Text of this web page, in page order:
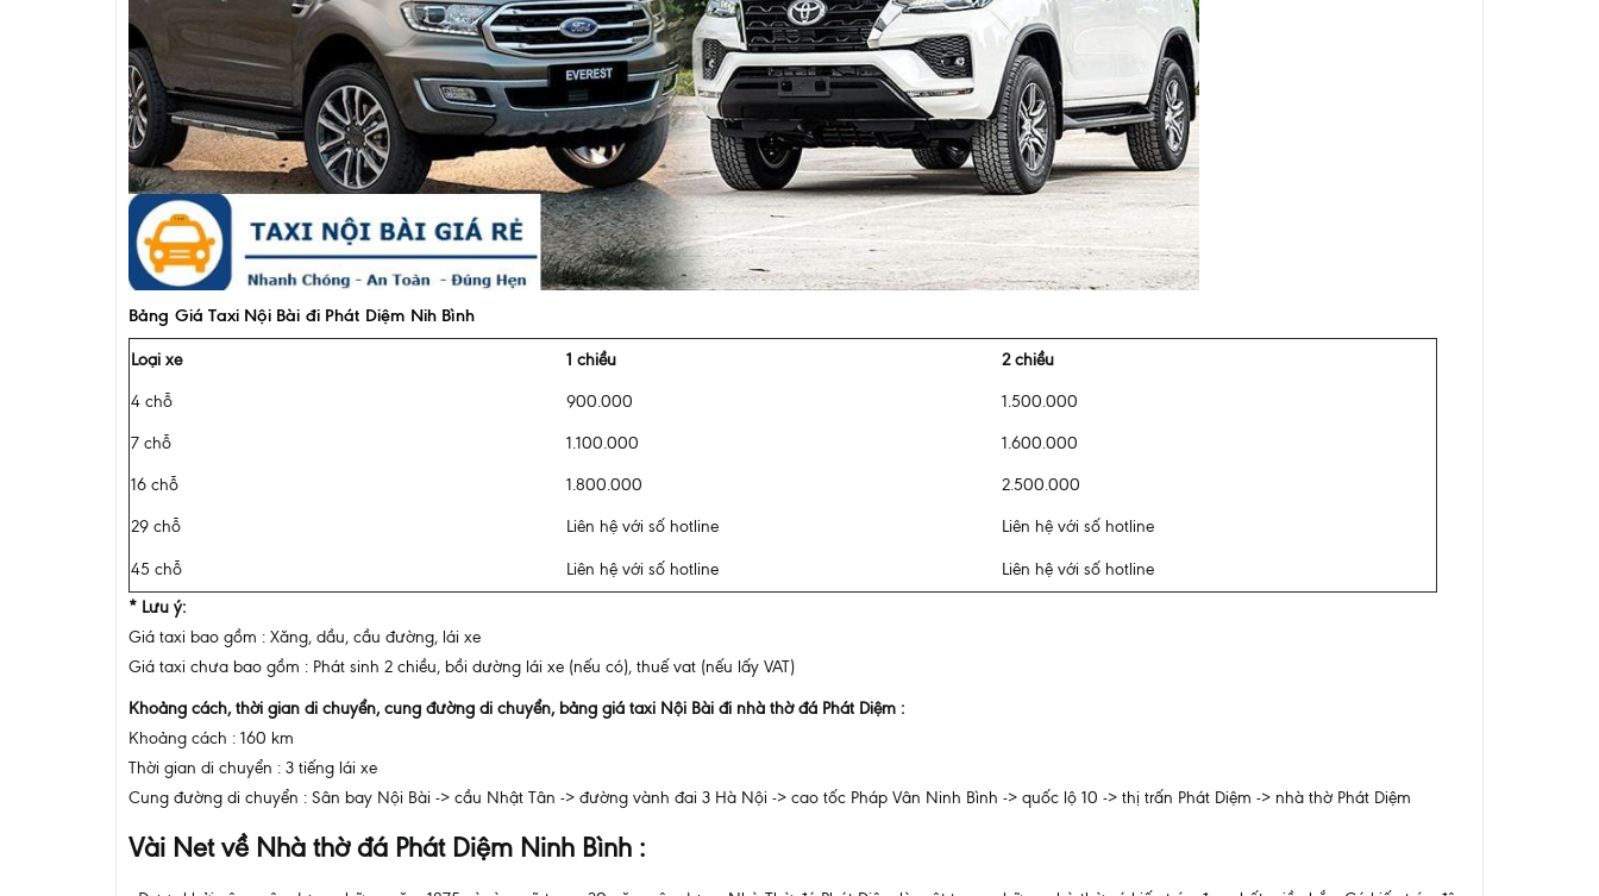
Bảng Giá Taxi Nội Bài đi Phát Diệm Nih Bình
Loại xe 1 chiều 2 chiều
4 chỗ 900.000 1.500.000
7 chỗ 1.100.000 1.600.000
16 chỗ 1.800.000 2.500.000
29 chỗ Liên hệ với số hotline Liên hệ với số hotline
45 chỗ Liên hệ với số hotline
Liên hệ với số hotline
* Lưu ý:
Giá taxi bao gồm : Xăng, dầu, cầu đường, lái xe
Giá taxi chưa bao gồm : Phát sinh 2 chiều, bồi dường lái xe (nếu có), thuế vat (nếu lấy VAT)
Khoảng cách, thời gian di chuyển, cung đường di chuyển, bảng giá taxi Nội Bài đi nhà thờ đá Phát Diệm :
Khoảng cách : 160 km
Thời gian di chuyển : 3 tiếng lái xe
Cung đường di chuyển : Sân bay Nội Bài -> cầu Nhật Tân -> đường vành đai 3 Hà Nội -> cao tốc Pháp Vân Ninh Bình -> quốc lộ 10 -> thị trấn Phát Diệm -> nhà thờ Phát Diệm
Vài Net về Nhà thờ đá Phát Diệm Ninh Bình :